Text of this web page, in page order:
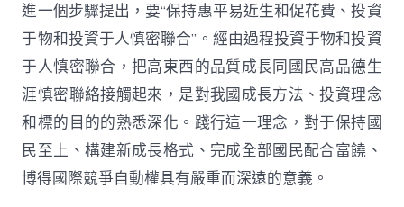
進一個步驟提出，要“保持惠平易近生和促花費、投資
于物和投資于人慎密聯合”。經由過程投資于物和投資
于人慎密聯合，把高東西的品質成長同國民高品德生
涯慎密聯絡接觸起來，是對我國成長方法、投資理念
和標的目的的熟悉深化。踐行這一理念，對于保持國
民至上、構建新成長格式、完成全部國民配合富饒、
博得國際競爭自動權具有嚴重而深遠的意義。